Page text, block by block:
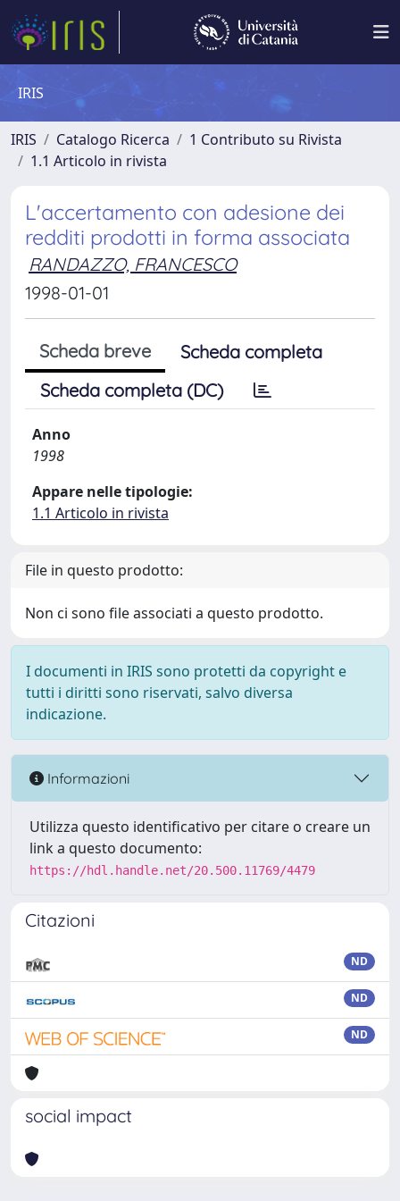
IRIS
IRIS Catalogo Ricerca
1 Contributo su Rivista
1.1 Articolo in rivista
L'accertamento con adesione dei
redditi prodotti in forma associata
RANDAZZO, FRANCESCO
1998-01-01
Scheda breve
Scheda completa
Scheda completa (DC)
Anno
1998
Appare nelle tipologie:
1.1 Articolo in rivista
File in questo prodotto:
Non ci sono file associati a questo prodotto.
I documenti in IRIS sono protetti da copyright e
tutti i diritti sono riservati, salvo diversa
indicazione.
Informazioni
Utilizza questo identificativo per citare o creare un
link a questo documento:
https://hdl.handle.net/20.500.11769/4479
Citazioni
ND
ND
ND
social impact